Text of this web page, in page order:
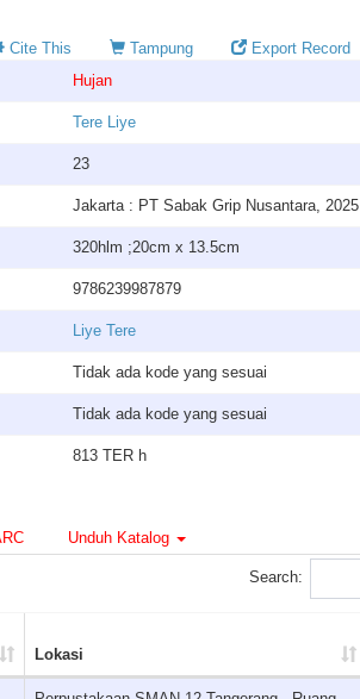
Cite This Tampung
Export Record
Hujan
Tere Liye
23
Jakarta : PT Sabak Grip Nusantara, 2025
320hlm ;20cm x 13.5cm
9786239987879
Liye Tere
Tidak ada kode yang sesuai
Tidak ada kode yang sesuai
813 TER h
Unduh Katalog
Search:
Lokasi